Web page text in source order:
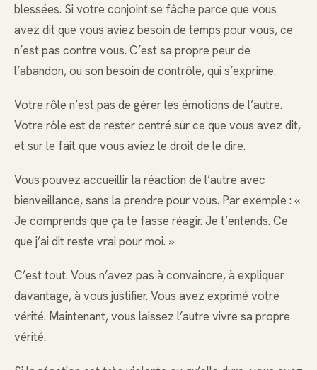
blessées. Si votre conjoint se fâche parce que vous
avez dit que vous aviez besoin de temps pour vous, ce
n’est pas contre vous. C’est sa propre peur de
l’abandon, ou son besoin de contrôle, qui s’exprime.
Votre rôle n’est pas de gérer les émotions de l’autre.
Votre rôle est de rester centré sur ce que vous avez dit,
et sur le fait que vous aviez le droit de le dire.
Vous pouvez accueillir la réaction de l’autre avec
bienveillance, sans la prendre pour vous. Par exemple : «
Je comprends que ça te fasse réagir. Je t’entends. Ce
que j’ai dit reste vrai pour moi. »
C’est tout. Vous n’avez pas à convaincre, à expliquer
davantage, à vous justifier. Vous avez exprimé votre
vérité. Maintenant, vous laissez l’autre vivre sa propre
vérité.